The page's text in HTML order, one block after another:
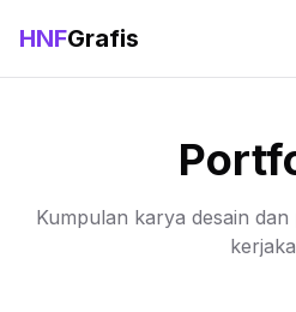
HNFGrafis
Kumpulan karya desain